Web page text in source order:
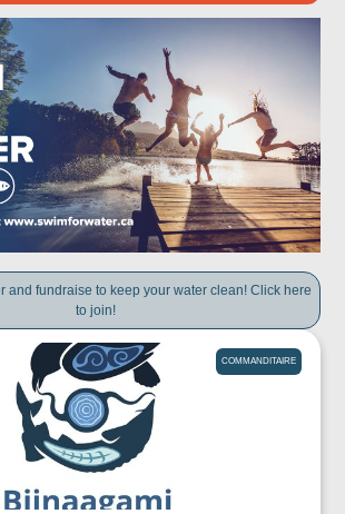
and fundraise to keep your water clean! Click here
to join!
COMMANDITAIRE